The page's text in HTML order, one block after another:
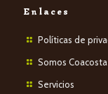
Enlaces
Políticas de
Somos Coacosta
Servicios